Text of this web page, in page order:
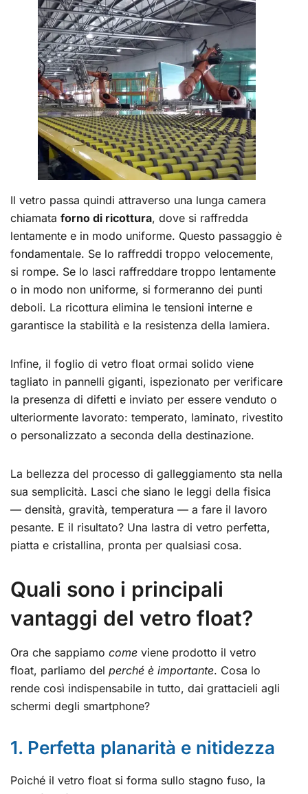
Il vetro passa quindi attraverso una lunga camera
chiamata forno di ricottura, dove si raffredda
lentamente e in modo uniforme. Questo passaggio è
fondamentale. Se lo raffreddi troppo velocemente,
si rompe. Se lo lasci raffreddare troppo lentamente
o in modo non uniforme, si formeranno dei punti
deboli. La ricottura elimina le tensioni interne e
garantisce la stabilità e la resistenza della lamiera.
Infine, il foglio di vetro float ormai solido viene
tagliato in pannelli giganti, ispezionato per verificare
la presenza di difetti e inviato per essere venduto o
ulteriormente lavorato: temperato, laminato, rivestito
o personalizzato a seconda della destinazione.
La bellezza del processo di galleggiamento sta nella
sua semplicità. Lasci che siano le leggi della fisica
— densità, gravità, temperatura — a fare il lavoro
pesante. E il risultato? Una lastra di vetro perfetta,
piatta e cristallina, pronta per qualsiasi cosa.
Quali sono i principali
vantaggi del vetro float?
Ora che sappiamo come viene prodotto il vetro
float, parliamo del perché è importante. Cosa lo
rende così indispensabile in tutto, dai grattacieli agli
schermi degli smartphone?
1. Perfetta planarità e nitidezza
Poiché il vetro float si forma sullo stagno fuso, la